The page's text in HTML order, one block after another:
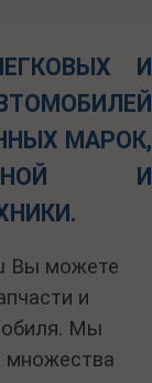
И
МАРОК,
И
Вы можете
и
Мы
множества